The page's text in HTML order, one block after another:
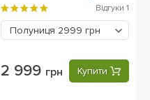
Protein, 1810 g
Відгуки 1
Полуниця 2999 грн
2 999 грн Купити